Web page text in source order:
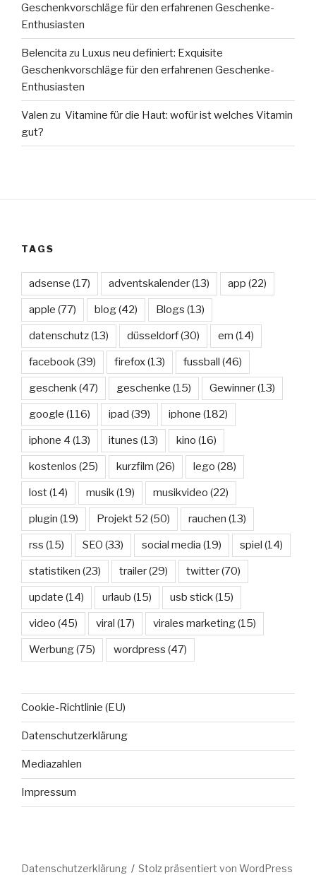
Geschenkvorschläge für den erfahrenen Geschenke-
Enthusiasten
Belencita zu Luxus neu definiert: Exquisite
Geschenkvorschläge für den erfahrenen Geschenke-
Enthusiasten
Valen zu Vitamine für die Haut: wofür ist welches Vitamin
gut?
TAGS
adsense (17) adventskalender(13) app (22)
apple (77) blog(42) Blogs (13)
datenschutz(13) düsseldorf(30) em (14)
facebook(39) firefox(13) fussball (46)
geschenk(47) geschenke (15) Gewinner(13)
google (116) ipad (39) iphone (182)
iphone 4 (13) itunes (13) kino (16)
kostenlos (25) kurzfilm (26) lego (28)
lost(14) musik(19) musikvideo (22)
plugin (19) Projekt 52 (50) rauchen (13)
rss (15) SEO (33) social media (19) spiel (14)
statistiken (23) trailer(29) twitter(70)
update (14) urlaub (15) usb stick(15)
video (45) viral (17) virales marketing(15)
Werbung(75) wordpress (47)
Cookie-Richtlinie (EU)
Datenschutzerklärung
Mediazahlen
Impressum
Datenschutzerklärung Stolz präsentiert von WordPress